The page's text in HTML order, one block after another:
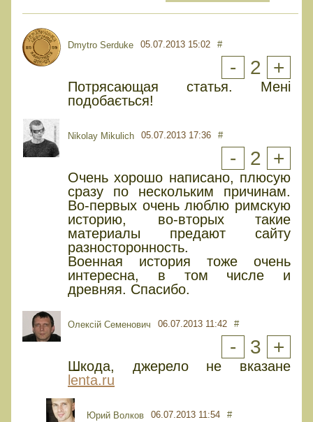
Dmytro Serduke 05.07.2013 15:02 #
- 2 +
Потрясающая статья. Мені
подобається!
Nikolay Mikulich 05.07.2013 17:36 #
- 2 +
Очень хорошо написано, плюсую
сразу по нескольким причинам.
Во-первых очень люблю римскую
историю, во-вторых такие
материалы предают сайту
разносторонность.
Военная история тоже очень
интересна, в том числе и
древняя. Спасибо.
Олексій Семенович 06.07.2013 11:42 #
- 3 +
Шкода, джерело не вказане
lenta.ru
Юрий Волков 06.07.2013 11:54 #